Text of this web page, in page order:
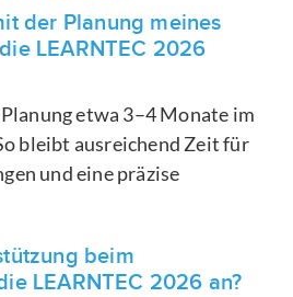
der Planung meines
LEARNTEC 2026
etwa 3–4 Monate im
bleibt ausreichend Zeit für
und eine präzise
beim
LEARNTEC 2026 an?